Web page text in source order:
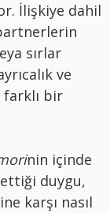
İlişkiye dahil
sırlar
ve
bir
nin içinde
duygu,
karşı nasıl